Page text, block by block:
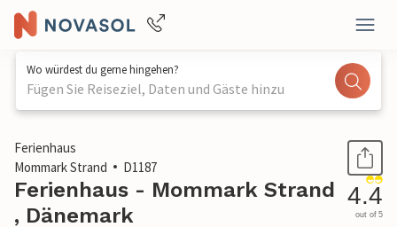
Wo würdest du gerne hingehen?
Fügen Sie Reiseziel, Daten und Gäste hinzu
1 / 29
Ferienhaus
Mommark Strand
D1187
Ferienhaus - Mommark Strand
, Dänemark
4.4
out of 5